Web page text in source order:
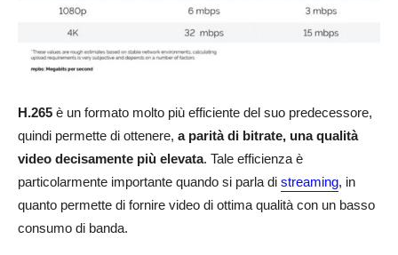
H.265 è un formato molto più efficiente del suo predecessore,
quindi permette di ottenere, a parità di bitrate, una qualità
video decisamente più elevata. Tale efficienza è
particolarmente importante quando si parla di streaming, in
quanto permette di fornire video di ottima qualità con un basso
consumo di banda.